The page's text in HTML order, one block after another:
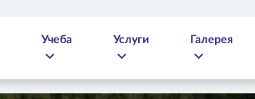
Учеба Услуги Галерея